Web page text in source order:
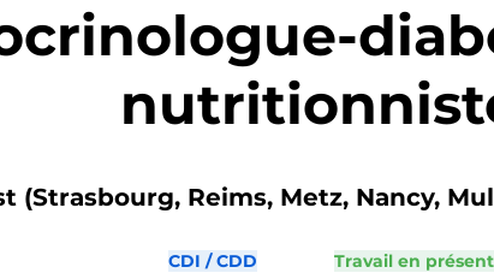
(Strasbourg, Reims, Metz, Nancy,
CDI / CDD Travail en